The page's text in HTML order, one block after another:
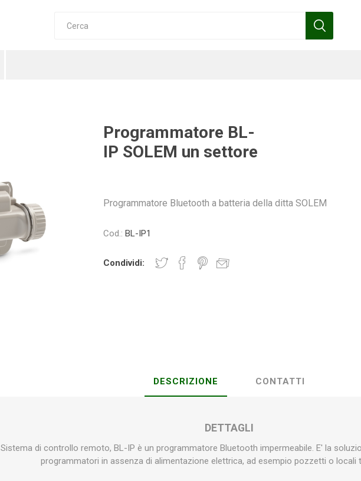
Benza Bottos Calpeda
Fiskars
Programmatore BL-
IP SOLEM un settore
Programmatore Bluetooth a batteria della ditta SOLEM
Cod.: BL-IP1
Condividi:
DESCRIZIONE CONTATTI
DETTAGLI
Sistema di controllo remoto, BL-IP è un programmatore Bluetooth impermeabile. E' la
programmatori in assenza di alimentazione elettrica, ad esempio pozzetti o locali